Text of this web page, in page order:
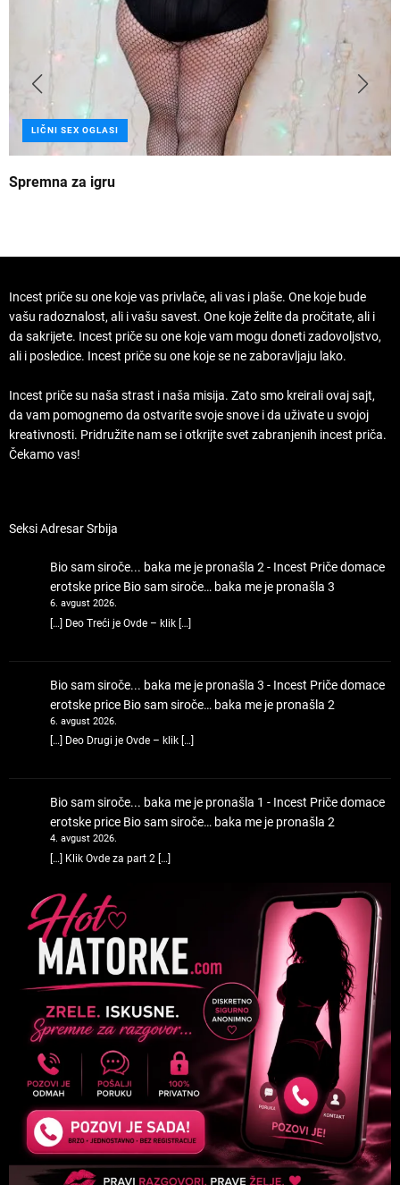
LIČNI SEX OGLASI
Spremna za igru
Incest priče su one koje vas privlače, ali vas i plaše. One koje bude
vašu radoznalost, ali i vašu savest. One koje želite da pročitate, ali i
da sakrijete. Incest priče su one koje vam mogu doneti zadovoljstvo,
ali i posledice. Incest priče su one koje se ne zaboravljaju lako.
Incest priče su naša strast i naša misija. Zato smo kreirali ovaj sajt,
da vam pomognemo da ostvarite svoje snove i da uživate u svojoj
kreativnosti. Pridružite nam se i otkrijte svet zabranjenih incest priča.
Čekamo vas!
Seksi Adresar Srbija
Bio sam siroče... baka me je pronašla 2 - Incest Priče domace
erotske price Bio sam siroče… baka me je pronašla 3
6. avgust 2026.
[…] Deo Treći je Ovde – klik […]
Bio sam siroče... baka me je pronašla 3 - Incest Priče domace
erotske price Bio sam siroče… baka me je pronašla 2
6. avgust 2026.
[…] Deo Drugi je Ovde – klik […]
Bio sam siroče... baka me je pronašla 1 - Incest Priče domace
erotske price Bio sam siroče… baka me je pronašla 2
4. avgust 2026.
[…] Klik Ovde za part 2 […]